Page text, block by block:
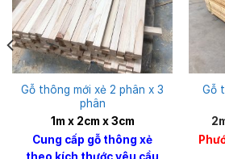
Gỗ thông mới xẻ 2 phân x 3
phân
1m x 2cm x 3cm
Cung cấp gỗ thông xẻ
theo kích thước yêu cầu
Gỗ